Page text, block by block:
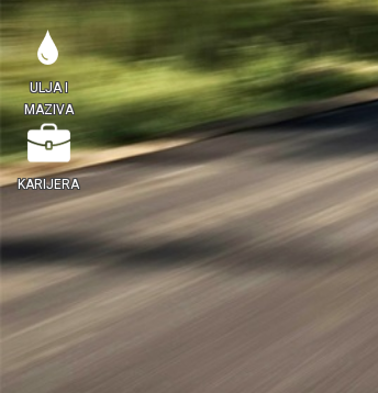
ULJA I
MAZIVA
KARIJERA